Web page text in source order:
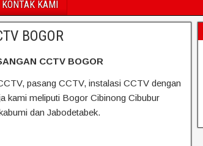
KONTAK KAMI
BOGOR
CCTV BOGOR
pasang CCTV, instalasi CCTV dengan
kami meliputi Bogor Cibinong Cibubur
dan Jabodetabek.